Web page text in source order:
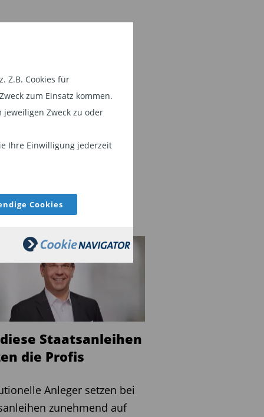
Z.B. Cookies für
zum Einsatz kommen.
Zweck zu oder
Ihre Einwilligung jederzeit
Cookies
Staatsanleihen
die Profis
Anleger setzen bei
zunehmend auf